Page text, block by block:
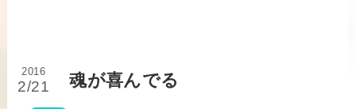
魂が喜んでる
2016
2/21